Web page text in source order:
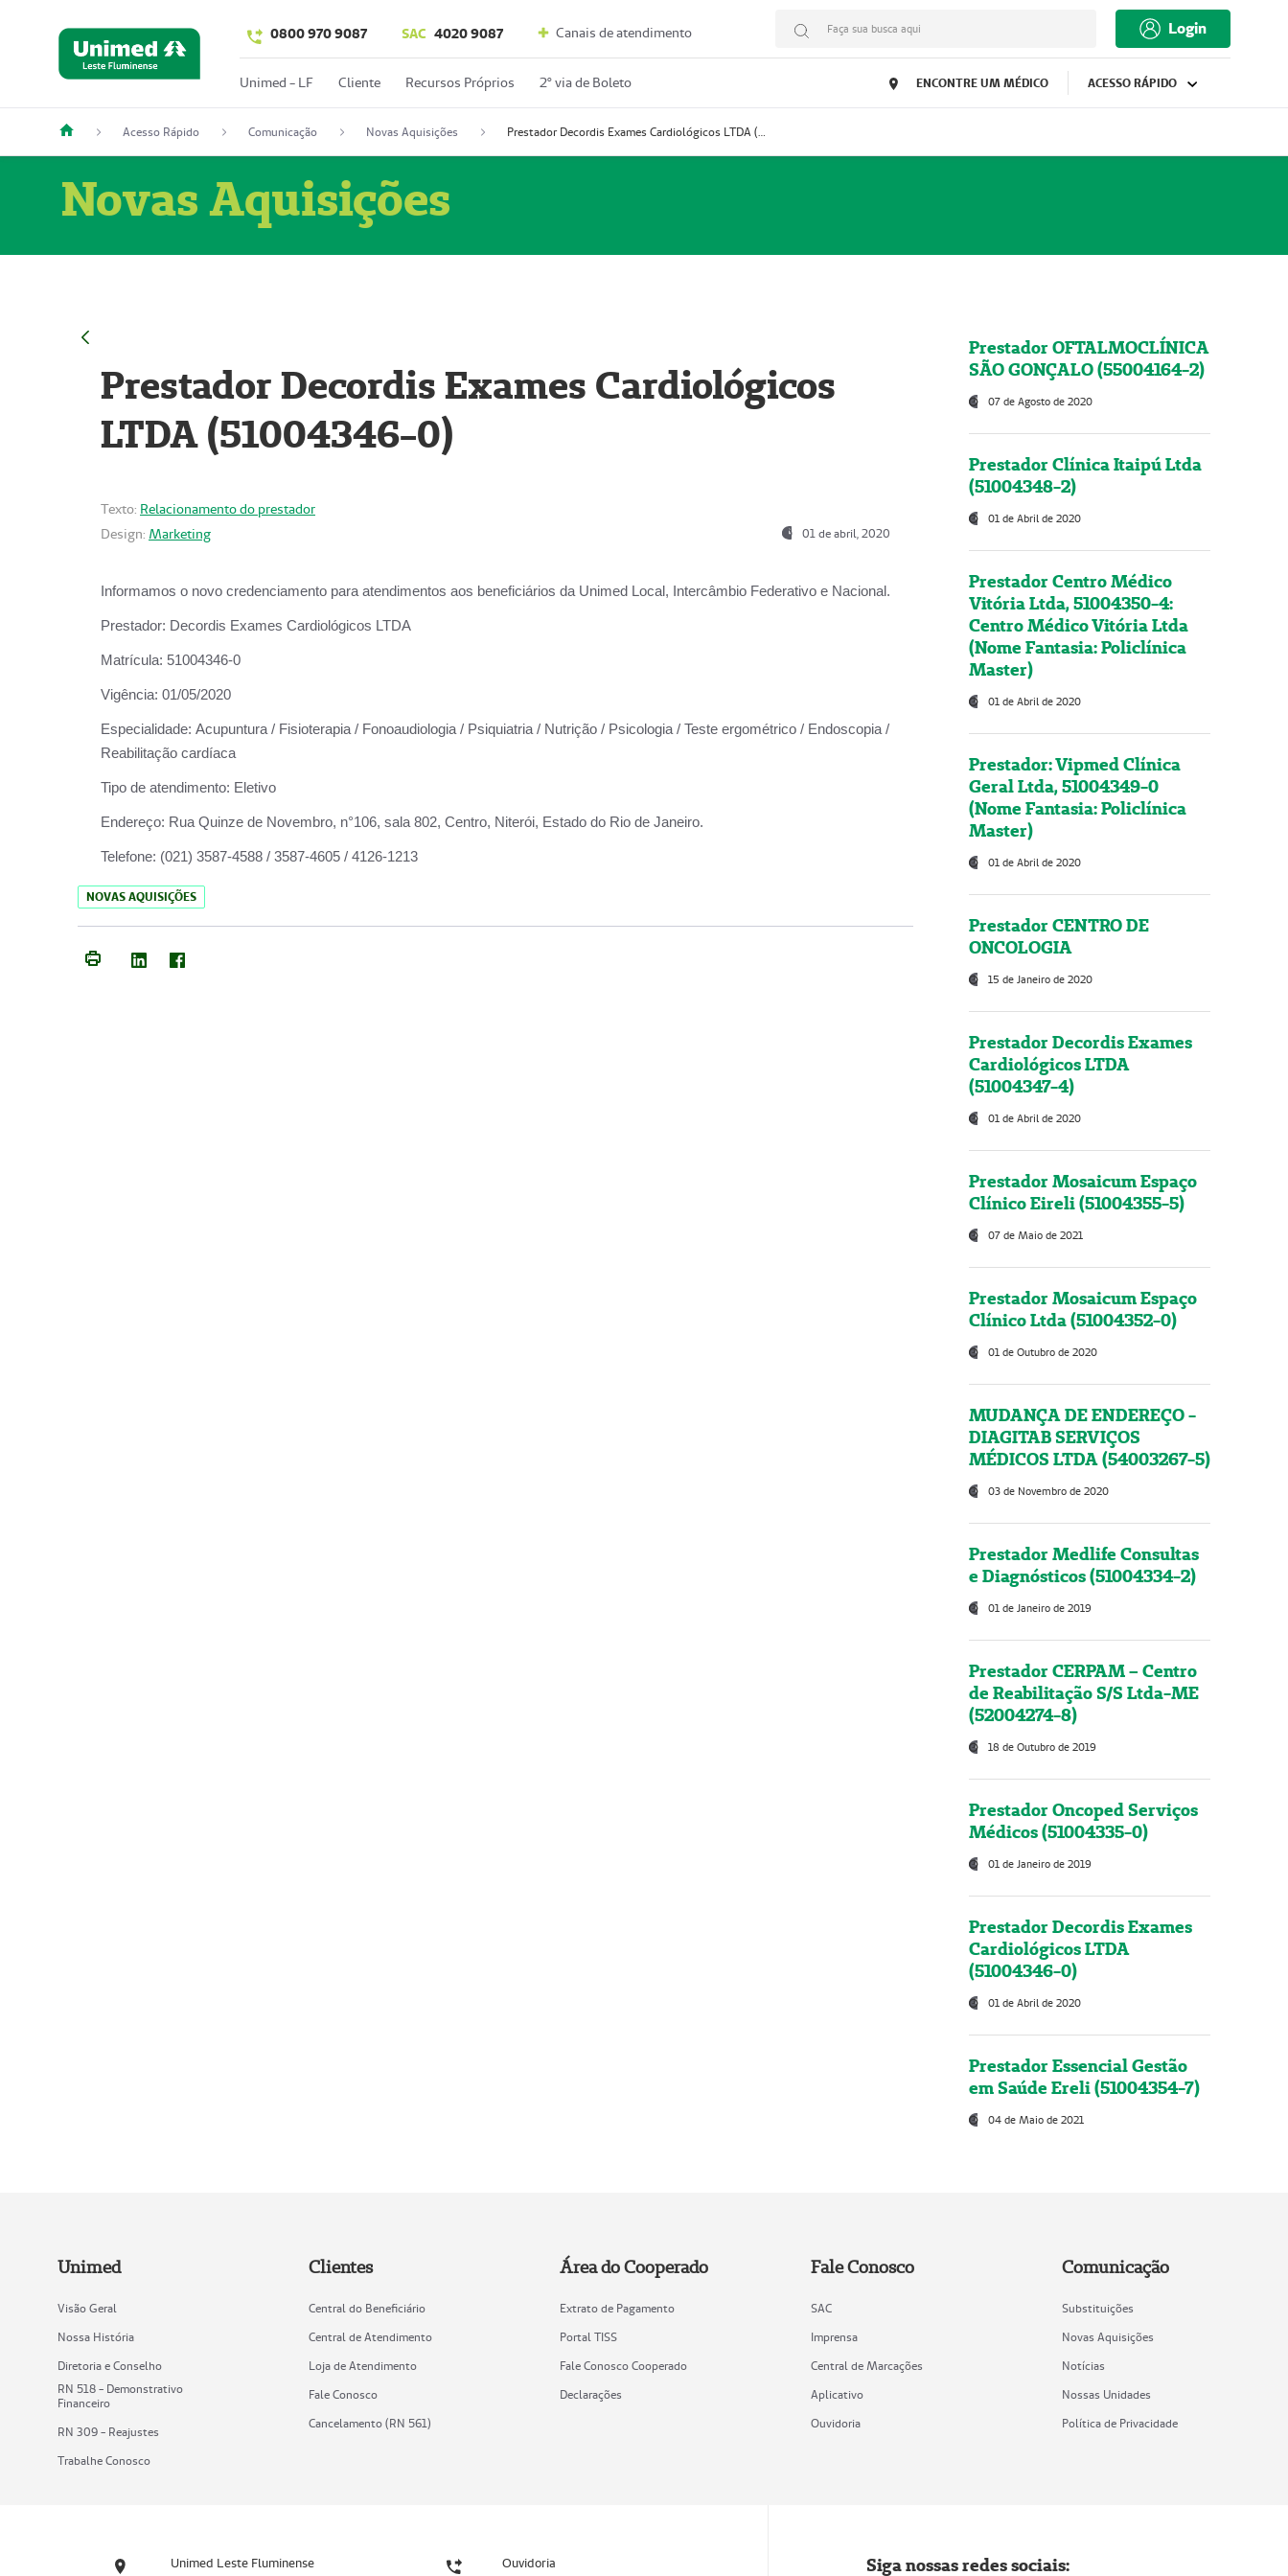
0800 970 9087 SAC 4020 9087 Canais de atendimento Faça sua busca aqui Login
Unimed - LF Cliente Recursos Próprios 2º via de Boleto ENCONTRE UM MÉDICO ACESSO RÁPIDO
Acesso Rápido Comunicação Novas Aquisições Prestador Decordis Exames Cardiológicos LTDA (51004346-0)
Novas Aquisições
Prestador Decordis Exames Cardiológicos
LTDA (51004346-0)
Texto: Relacionamento do prestador
Design: Marketing 01 de abril, 2020
Informamos o novo credenciamento para atendimentos aos beneficiários da Unimed Local, Intercâmbio Federativo e Nacional.
Prestador: Decordis Exames Cardiológicos LTDA
Matrícula: 51004346-0
Vigência: 01/05/2020
Especialidade: Acupuntura / Fisioterapia / Fonoaudiologia / Psiquiatria / Nutrição / Psicologia / Teste ergométrico / Endoscopia /
Reabilitação cardíaca
Tipo de atendimento: Eletivo
Endereço: Rua Quinze de Novembro, n°106, sala 802, Centro, Niterói, Estado do Rio de Janeiro.
Telefone: (021) 3587-4588 / 3587-4605 / 4126-1213
NOVAS AQUISIÇÕES
Prestador OFTALMOCLÍNICA
SÃO GONÇALO (55004164-2)
07 de Agosto de 2020
Prestador Clínica Itaipú Ltda
(51004348-2)
01 de Abril de 2020
Prestador Centro Médico
Vitória Ltda, 51004350-4:
Centro Médico Vitória Ltda
(Nome Fantasia: Policlínica
Master)
01 de Abril de 2020
Prestador: Vipmed Clínica
Geral Ltda, 51004349-0
(Nome Fantasia: Policlínica
Master)
01 de Abril de 2020
Prestador CENTRO DE
ONCOLOGIA
15 de Janeiro de 2020
Prestador Decordis Exames
Cardiológicos LTDA
(51004347-4)
01 de Abril de 2020
Prestador Mosaicum Espaço
Clínico Eireli (51004355-5)
07 de Maio de 2021
Prestador Mosaicum Espaço
Clínico Ltda (51004352-0)
01 de Outubro de 2020
MUDANÇA DE ENDEREÇO -
DIAGITAB SERVIÇOS
MÉDICOS LTDA (54003267-5)
03 de Novembro de 2020
Prestador Medlife Consultas
e Diagnósticos (51004334-2)
01 de Janeiro de 2019
Prestador CERPAM – Centro
de Reabilitação S/S Ltda-ME
(52004274-8)
18 de Outubro de 2019
Prestador Oncoped Serviços
Médicos (51004335-0)
01 de Janeiro de 2019
Prestador Decordis Exames
Cardiológicos LTDA
(51004346-0)
01 de Abril de 2020
Prestador Essencial Gestão
em Saúde Ereli (51004354-7)
04 de Maio de 2021
Unimed
Visão Geral
Nossa História
Diretoria e Conselho
RN 518 - Demonstrativo
Financeiro
RN 309 - Reajustes
Trabalhe Conosco
Clientes
Central do Beneficiário
Central de Atendimento
Loja de Atendimento
Fale Conosco
Cancelamento (RN 561)
Área do Cooperado
Extrato de Pagamento
Portal TISS
Fale Conosco Cooperado
Declarações
Fale Conosco
SAC
Imprensa
Central de Marcações
Aplicativo
Ouvidoria
Comunicação
Substituições
Novas Aquisições
Notícias
Nossas Unidades
Política de Privacidade
Unimed Leste Fluminense Ouvidoria Siga nossas redes sociais: